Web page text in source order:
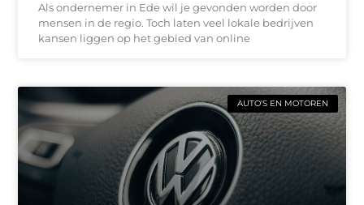
Als ondernemer in Ede wil je gevonden worden door
mensen in de regio. Toch laten veel lokale bedrijven
kansen liggen op het gebied van online
AUTO'S EN MOTOREN